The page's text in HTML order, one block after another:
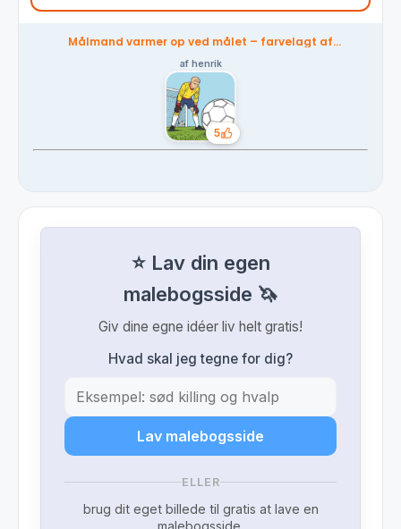
Målmand varmer op ved målet – farvelagt af
af henrik
5
Likes
⭐ Lav din egen
malebogsside 🦄
Giv dine egne idéer liv helt gratis!
Hvad skal jeg tegne for dig?
Lav malebogsside
ELLER
brug dit eget billede til gratis at lave en
malebogsside.